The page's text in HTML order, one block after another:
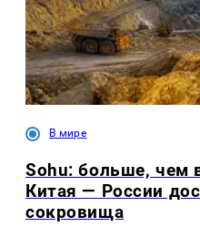
В мире
Sohu: больше, чем
Китая — России
сокровища